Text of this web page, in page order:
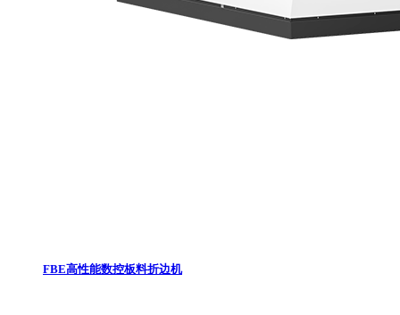
FBE高性能数控板料折边机